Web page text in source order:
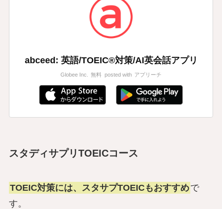
abceed: 英語/TOEIC®対策/AI英会話アプリ
Globee Inc. 無料 posted with アプリーチ
スタディサプリTOEICコース
TOEIC対策には、スタサプTOEICもおすすめで
す。